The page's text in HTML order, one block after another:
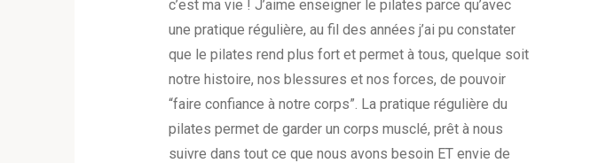
c’est ma vie ! J’aime enseigner le pilates parce qu’avec
une pratique régulière, au fil des années j’ai pu constater
que le pilates rend plus fort et permet à tous, quelque soit
notre histoire, nos blessures et nos forces, de pouvoir
“faire confiance à notre corps”. La pratique régulière du
pilates permet de garder un corps musclé, prêt à nous
suivre dans tout ce que nous avons besoin ET envie de